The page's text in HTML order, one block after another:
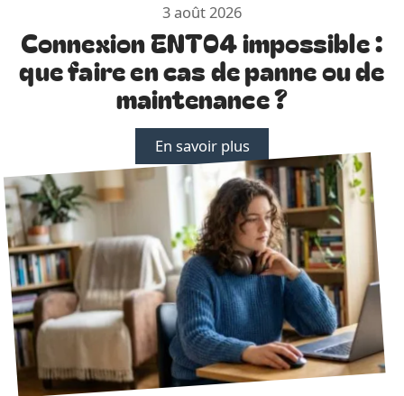
3 août 2026
Connexion ENT04 impossible :
que faire en cas de panne ou de
maintenance ?
En savoir plus